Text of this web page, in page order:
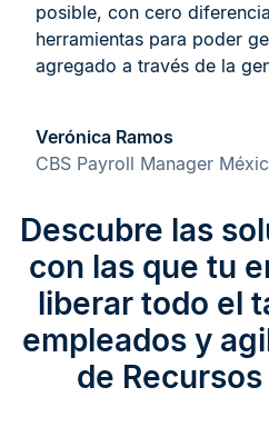
posible, con cero
herramientas para poder
agregado a través de la
Verónica Ramos
CBS Payroll Manager
Descubre las
con las que tu
liberar todo el
empleados y
de